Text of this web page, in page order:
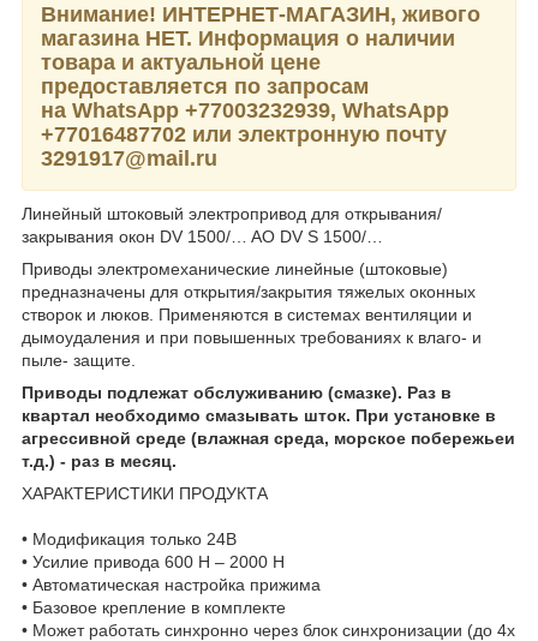
Внимание! ИНТЕРНЕТ-МАГАЗИН, живого
магазина НЕТ. Информация о наличии
товара и актуальной цене
предоставляется по запросам
на WhatsApp +77003232939, WhatsApp
+77016487702 или электронную почту
3291917@mail.ru
Линейный штоковый электропривод для открывания/
закрывания окон DV 1500/… AO DV S 1500/…
Приводы электромеханические линейные (штоковые)
предназначены для открытия/закрытия тяжелых оконных
створок и люков. Применяются в системах вентиляции и
дымоудаления и при повышенных требованиях к влаго- и
пыле- защите.
Приводы подлежат обслуживанию (смазке). Раз в
квартал необходимо смазывать шток. При установке в
агрессивной среде (влажная среда, морское побережьеи
т.д.) - раз в месяц.
ХАРАКТЕРИСТИКИ ПРОДУКТА
• Модификация только 24В
• Усилие привода 600 Н – 2000 Н
• Автоматическая настройка прижима
• Базовое крепление в комплекте
• Может работать синхронно через блок синхронизации (до 4х